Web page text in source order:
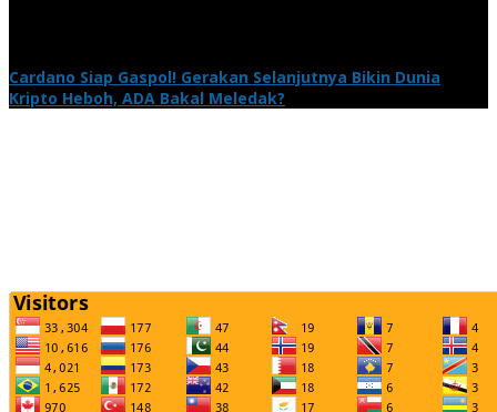
Cardano Siap Gaspol! Gerakan Selanjutnya Bikin Dunia
Kripto Heboh, ADA Bakal Meledak?